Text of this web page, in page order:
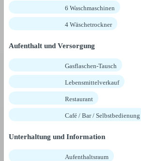
6 Waschmaschinen
4 Wäschetrockner
Aufenthalt und Versorgung
Gasflaschen-Tausch
Lebensmittelverkauf
Restaurant
Café / Bar / Selbstbedienung
Unterhaltung und Information
Aufenthaltsraum